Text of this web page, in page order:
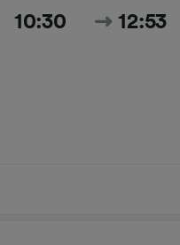
10:30 12:53